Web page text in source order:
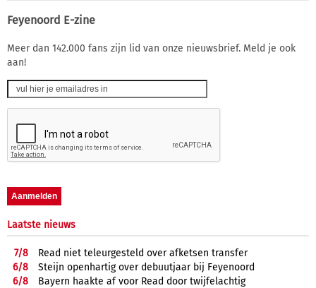
Feyenoord E-zine
Meer dan 142.000 fans zijn lid van onze nieuwsbrief. Meld je ook
aan!
Laatste nieuws
7/8
Read niet teleurgesteld over afketsen transfer
6/8
Steijn openhartig over debuutjaar bij Feyenoord
6/8
Bayern haakte af voor Read door twijfelachtig